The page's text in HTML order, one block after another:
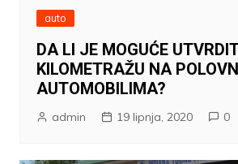
auto
DA LI JE MOGUĆE
KILOMETRAŽU NA
AUTOMOBILIMA?
admin 19 lipnja, 2020 0